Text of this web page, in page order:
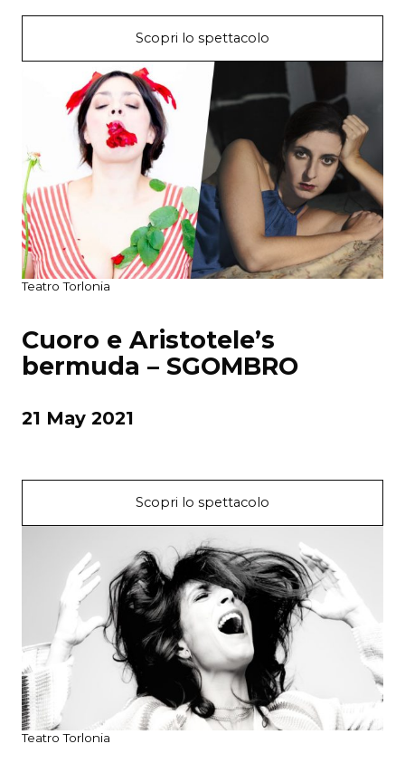
Scopri lo spettacolo
Teatro Torlonia
Cuoro e Aristotele’s
bermuda – SGOMBRO
21 May 2021
Scopri lo spettacolo
Teatro Torlonia